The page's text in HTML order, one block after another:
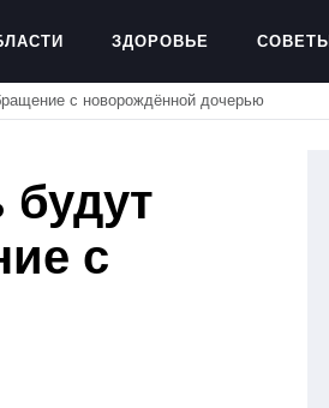
ЗДОРОВЬЕ СОВЕТЫ
с новорождённой дочерью
с